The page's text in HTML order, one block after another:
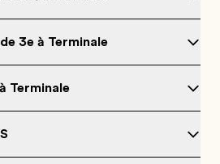
3e à Terminale
Terminale